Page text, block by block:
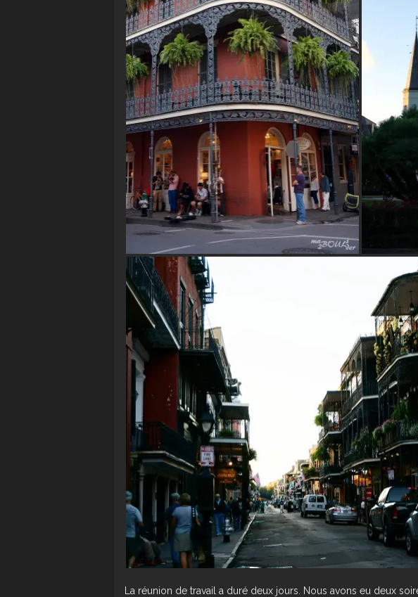
La réunion de travail a duré deux jours. Nous avons eu deux